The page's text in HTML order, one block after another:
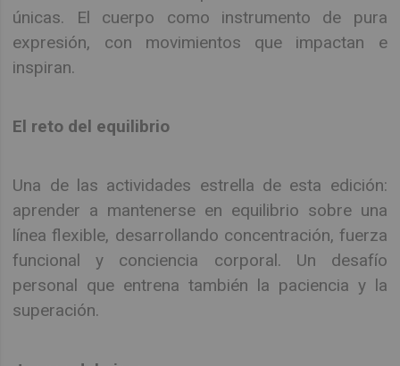
únicas. El cuerpo como instrumento de pura
expresión, con movimientos que impactan e
inspiran.
El reto del equilibrio
Una de las actividades estrella de esta edición:
aprender a mantenerse en equilibrio sobre una
línea flexible, desarrollando concentración, fuerza
funcional y conciencia corporal. Un desafío
personal que entrena también la paciencia y la
superación.